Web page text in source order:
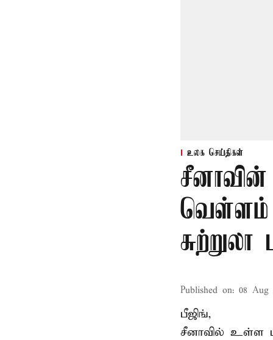
உலக செய்திகள்
வெள்ளம்
Published on: 08 Aug
பீஜிங்,
சீனாவில் உள்ள